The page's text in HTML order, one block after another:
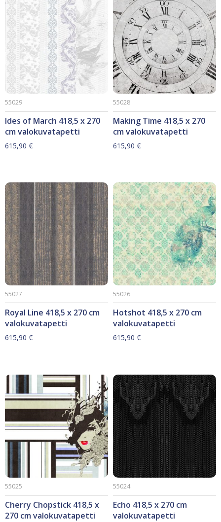
Ides of March 418,5 x 270
cm valokuvatapetti
55029
615,90 €
Making Time 418,5 x 270
cm valokuvatapetti
55028
615,90 €
Royal Line 418,5 x 270 cm
valokuvatapetti
55027
615,90 €
Hotshot 418,5 x 270 cm
valokuvatapetti
55026
615,90 €
Cherry Chopstick 418,5 x
270 cm valokuvatapetti
55025
Echo 418,5 x 270 cm
valokuvatapetti
55024